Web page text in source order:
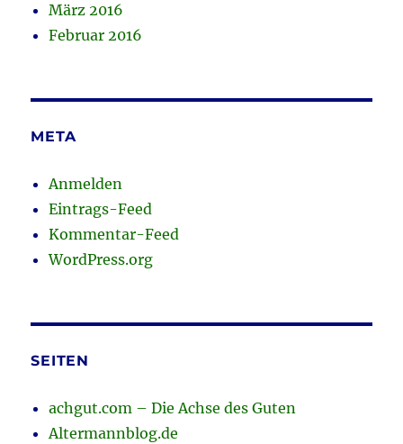
März 2016
Februar 2016
META
Anmelden
Eintrags-Feed
Kommentar-Feed
WordPress.org
SEITEN
achgut.com – Die Achse des Guten
Altermannblog.de